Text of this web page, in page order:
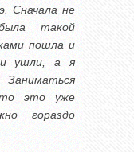
Сначала не
такой
пошла и
ушли, а я
Заниматься
это уже
гораздо